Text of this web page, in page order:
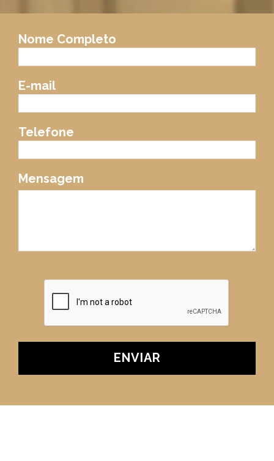
Nome Completo
E-mail
Telefone
Mensagem